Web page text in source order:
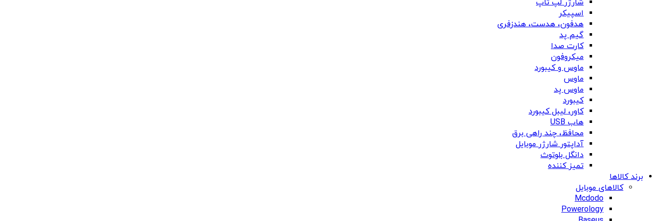
شارژر لپ تاپ
اسپیکر
هدفون، هدست، هندزفری
گیم پد
کارت صدا
میکروفون
ماوس و کیبورد
ماوس
ماوس پد
کیبورد
کاور، لیبل کیبورد
هاب USB
محافظ، چند راهی برق
آداپتور شارژر موبایل
دانگل بلوتوث
تمیز کننده
برند کالاها
کالاهای موبایل
Mcdodo
Powerology